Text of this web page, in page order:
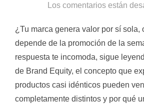
Los comentarios están
¿Tu marca genera valor por sí sola,
depende de la promoción de la
respuesta te incomoda, sigue
de Brand Equity, el concepto que
productos casi idénticos pueden
completamente distintos y por qué